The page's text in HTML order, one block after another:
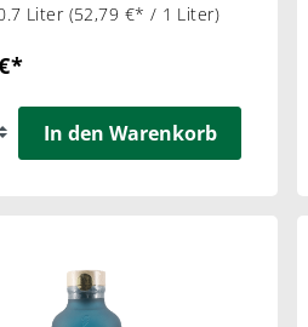
Liter (52,79 €* / 1 Liter)
In den Warenkorb